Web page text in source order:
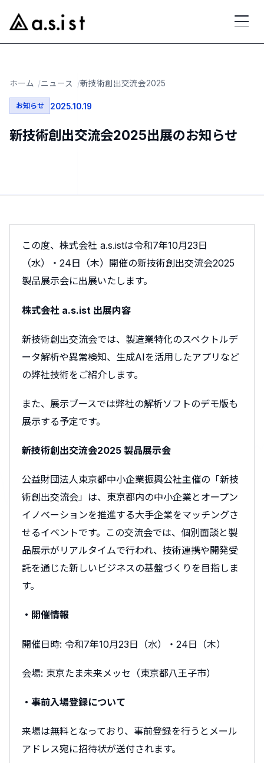
ホーム ニュース 新技術創出交流会2025
お知らせ 2025.10.19
新技術創出交流会2025出展のお知らせ
この度、株式会社 a.s.istは令和7年10月23日
（水）・24日（木）開催の新技術創出交流会2025
製品展示会に出展いたします。
株式会社 a.s.ist 出展内容
新技術創出交流会では、製造業特化のスペクトルデ
ータ解析や異常検知、生成AIを活用したアプリなど
の弊社技術をご紹介します。
また、展示ブースでは弊社の解析ソフトのデモ版も
展示する予定です。
新技術創出交流会2025 製品展示会
公益財団法人東京都中小企業振興公社主催の「新技
術創出交流会」は、東京都内の中小企業とオープン
イノベーションを推進する大手企業をマッチングさ
せるイベントです。この交流会では、個別面談と製
品展示がリアルタイムで行われ、技術連携や開発受
託を通じた新しいビジネスの基盤づくりを目指しま
す。
・開催情報
開催日時: 令和7年10月23日（水）・24日（木）
会場: 東京たま未来メッセ（東京都八王子市）
・事前入場登録について
来場は無料となっており、事前登録を行うとメール
アドレス宛に招待状が送付されます。